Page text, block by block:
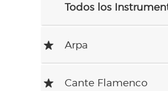
Todos los
R Arpa
R Cante Flamenco